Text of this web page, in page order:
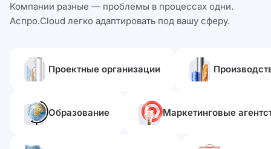
Компании разные — проблемы в процессах одни.
Аспро.Cloud легко адаптировать под вашу сферу.
Проектные организации
Образование Маркетинговые